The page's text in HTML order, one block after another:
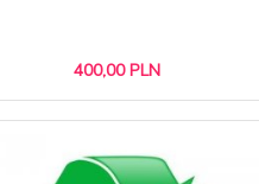
400,00 PLN